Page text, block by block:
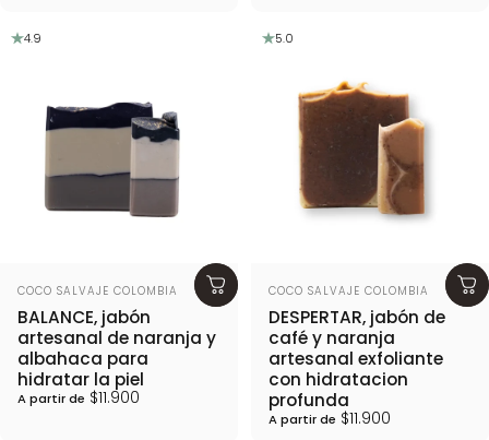
4.9
Proveedor:
COCO SALVAJE COLOMBIA
BALANCE, jabón
artesanal de naranja y
albahaca para
hidratar la piel
A partir de $11.900
5.0
Proveedor:
COCO SALVAJE COLOMBIA
DESPERTAR, jabón de
café y naranja
artesanal exfoliante
con hidratacion
profunda
A partir de $11.900